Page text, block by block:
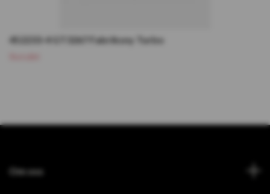
452233-4 GT3267 Fabriksny Turbo
Om oss